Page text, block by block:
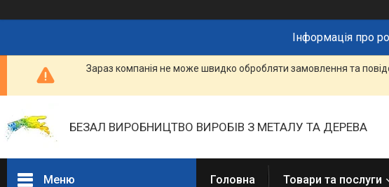
Інформація про
Зараз компанія не може швидко обробляти замовлення та
БЕЗАЛ ВИРОБНИЦТВО ВИРОБІВ З МЕТАЛУ ТА ДЕРЕВА
Меню Головна Товари та послуги